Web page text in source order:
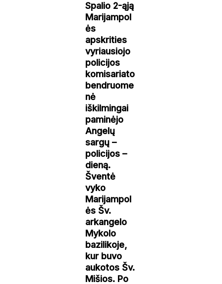
Spalio 2-ąją
Marijampol
ės
apskrities
vyriausiojo
policijos
komisariato
bendruome
nė
iškilmingai
paminėjo
Angelų
sargų –
policijos –
dieną.
Šventė
vyko
Marijampol
ės Šv.
arkangelo
Mykolo
bazilikoje,
kur buvo
aukotos Šv.
Mišios. Po